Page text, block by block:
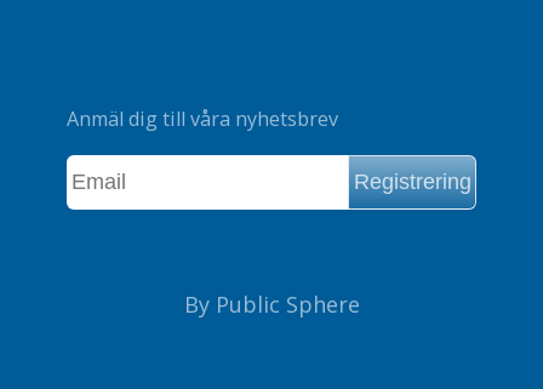
Anmäl dig till våra nyhetsbrev
By Public Sphere